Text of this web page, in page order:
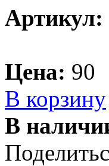
Артикул:
Цена: 90
В корзину
В